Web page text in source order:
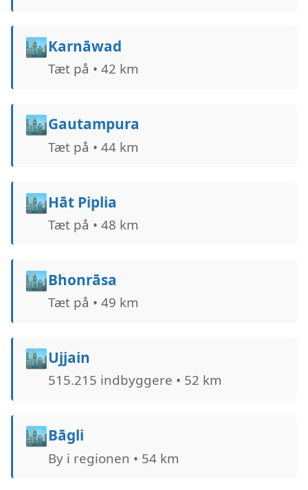
🏙️Karnāwad
Tæt på • 42 km
🏙️Gautampura
Tæt på • 44 km
🏙️Hāt Piplia
Tæt på • 48 km
🏙️Bhonrāsa
Tæt på • 49 km
🏙️Ujjain
515.215 indbyggere • 52 km
🏙️Bāgli
By i regionen • 54 km